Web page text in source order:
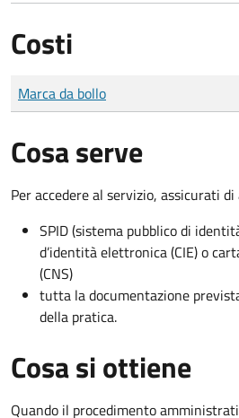
Costi
Tipo di pagamento
Importo
Marca da bollo
Cosa serve
Per accedere al servizio, assicurati di
SPID (sistema pubblico di
d’identità elettronica (CIE) o
(CNS)
tutta la documentazione
della pratica.
Cosa si ottiene
Quando il procedimento